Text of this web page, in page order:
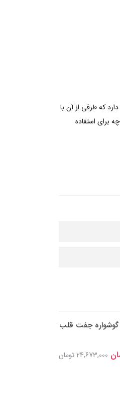
۱۴ عیار بوده و شمایل یک دایره تو خالی را دارد که طرفی از آن با
برای استفاده